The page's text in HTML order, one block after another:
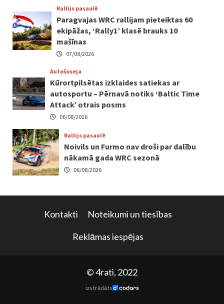
Rallijs pasaulē
Paragvajas WRC rallijam pieteiktas 60
ekipāžas, ‘Rally1’ klasē brauks 10
mašīnas
07/08/2026
Autošoseja
Kūrortpilsētas izklaides satiekas ar
autosportu – Pērnavā notiks ‘Baltic Time
Attack’ otrais posms
06/08/2026
Rallijs pasaulē
Noivils un Furmo nav droši par dalību
nākamā gada WRC sezonā
06/08/2026
Kontakti Noteikumi un tiesības
Reklāmas iespējas
© 4rati, 2022
izstrādāts